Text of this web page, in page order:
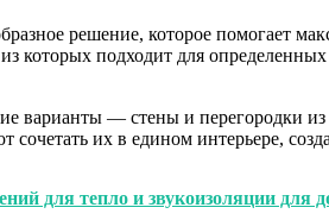
решение, которое помогает
которых подходит для
варианты — стены и перегородки
их в едином интерьере,
для тепло и звукоизоляции для